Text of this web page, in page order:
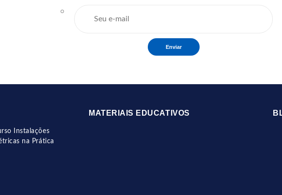
Enviar
Instalações
na Prática
MATERIAIS EDUCATIVOS